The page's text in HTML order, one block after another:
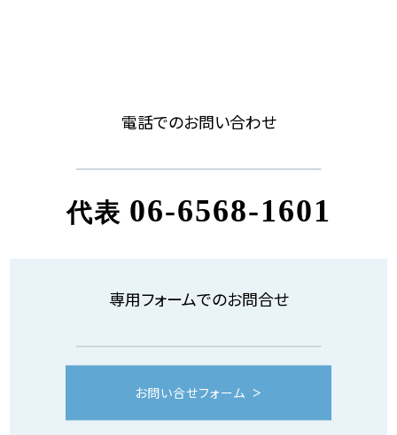
電話でのお問い合わせ
代表 06-6568-1601
専用フォームでのお問合せ
お問い合せフォーム